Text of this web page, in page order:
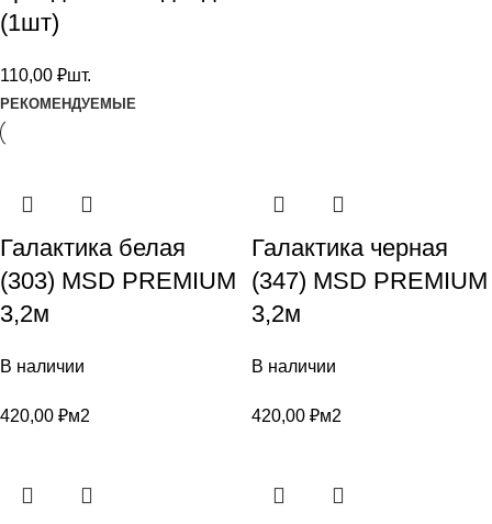
(1шт)
110,00 ₽шт.
РЕКОМЕНДУЕМЫЕ
Галактика белая
(303) MSD PREMIUM
3,2м
В наличии
420,00 ₽м2
Галактика черная
(347) MSD PREMIUM
3,2м
В наличии
420,00 ₽м2